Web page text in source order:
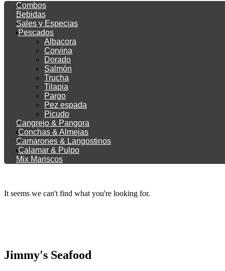
Combos
Bebidas
Sales y Especias
Pescados
Albacora
Corvina
Dorado
Salmón
Trucha
Tilapia
Pargo
Pez espada
Picudo
Cangrejo & Pangora
Conchas & Almejas
Camarones & Langostinos
Calamar & Pulpo
Mix Mariscos
It seems we can't find what you're looking for.
Jimmy's Seafood